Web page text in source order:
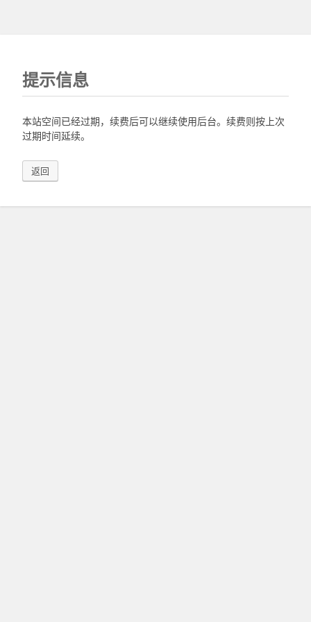
提示信息
本站空间已经过期，续费后可以继续使用后台。续费则按上次
过期时间延续。
返回